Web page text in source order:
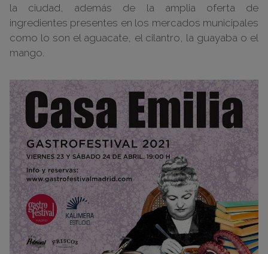
la ciudad, además de la amplia oferta de
ingredientes presentes en los mercados municipales
como lo son el aguacate, el cilantro, la guayaba o el
mango.